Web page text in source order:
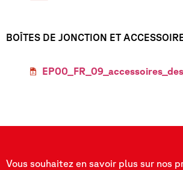
BOÎTES DE JONCTION ET
Vous souhaitez en savoir plus sur nos